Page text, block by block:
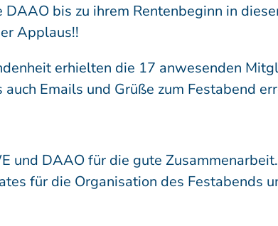
bis zu ihrem Rentenbeginn in
Applaus!!
erhielten die 17 anwesenden
Emails und Grüße zum Festabend
und DAAO für die gute
für die Organisation des Festabends